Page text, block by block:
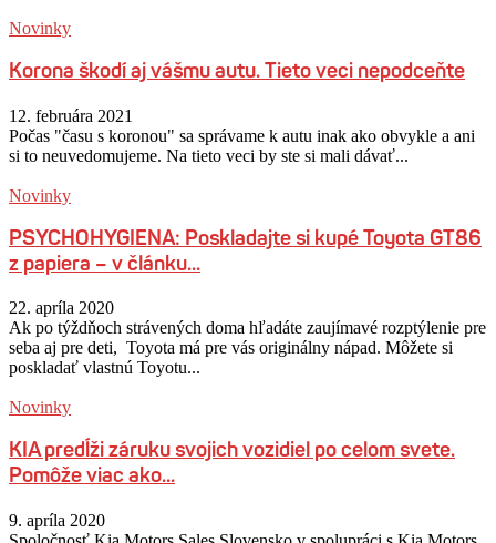
Novinky
Korona škodí aj vášmu autu. Tieto veci nepodceňte
12. februára 2021
Počas "času s koronou" sa správame k autu inak ako obvykle a ani
si to neuvedomujeme. Na tieto veci by ste si mali dávať...
Novinky
PSYCHOHYGIENA: Poskladajte si kupé Toyota GT86
z papiera – v článku...
22. apríla 2020
Ak po týždňoch strávených doma hľadáte zaujímavé rozptýlenie pre
seba aj pre deti, Toyota má pre vás originálny nápad. Môžete si
poskladať vlastnú Toyotu...
Novinky
KIA predĺži záruku svojich vozidiel po celom svete.
Pomôže viac ako...
9. apríla 2020